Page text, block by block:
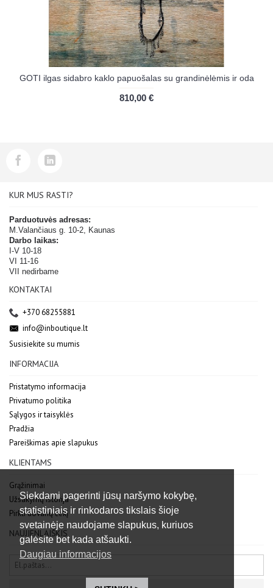
Siekdami pagerinti jūsų naršymo kokybę,
statistiniais ir rinkodaros tikslais šioje
svetainėje naudojame slapukus, kuriuos
galėsite bet kada atšaukti.
Daugiau informacijos
GOTI ilgas sidabro kaklo papuošalas su grandinėlėmis ir oda
810,00 €
KUR MUS RASTI?
Parduotuvės adresas:
M.Valančiaus g. 10-2, Kaunas
Darbo laikas:
I-V 10-18
VI 11-16
VII nedirbame
KONTAKTAI
+370 68255881
info@inboutique.lt
Susisiekite su mumis
INFORMACIJA
Pristatymo informacija
Privatumo politika
Sąlygos ir taisyklės
Pradžia
Pareiškimas apie slapukus
KLIENTAMS
Grąžinimai
Užsakymų istorija
Pirkti dovanų čekį
NAUJIENLAIŠKIS